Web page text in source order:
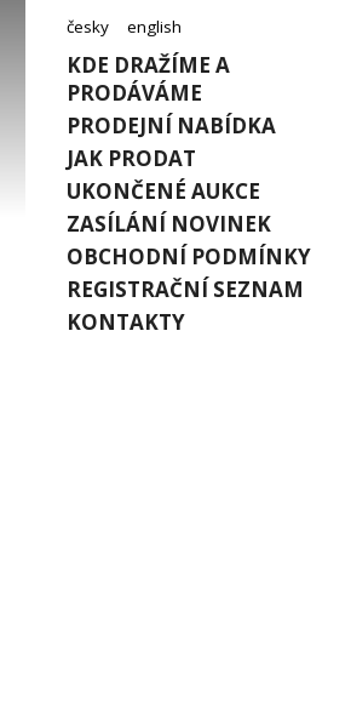
česky english
KDE DRAŽÍME A
PRODÁVÁME
PRODEJNÍ NABÍDKA
JAK PRODAT
UKONČENÉ AUKCE
ZASÍLÁNÍ NOVINEK
OBCHODNÍ PODMÍNKY
REGISTRAČNÍ SEZNAM
KONTAKTY